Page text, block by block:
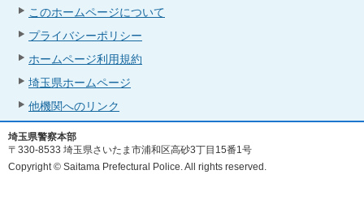
このホームページについて
プライバシーポリシー
ホームページ利用規約
埼玉県ホームページ
他機関へのリンク
埼玉県警察本部
〒330-8533 埼玉県さいたま市浦和区高砂3丁目15番1号
Copyright © Saitama Prefectural Police. All rights reserved.